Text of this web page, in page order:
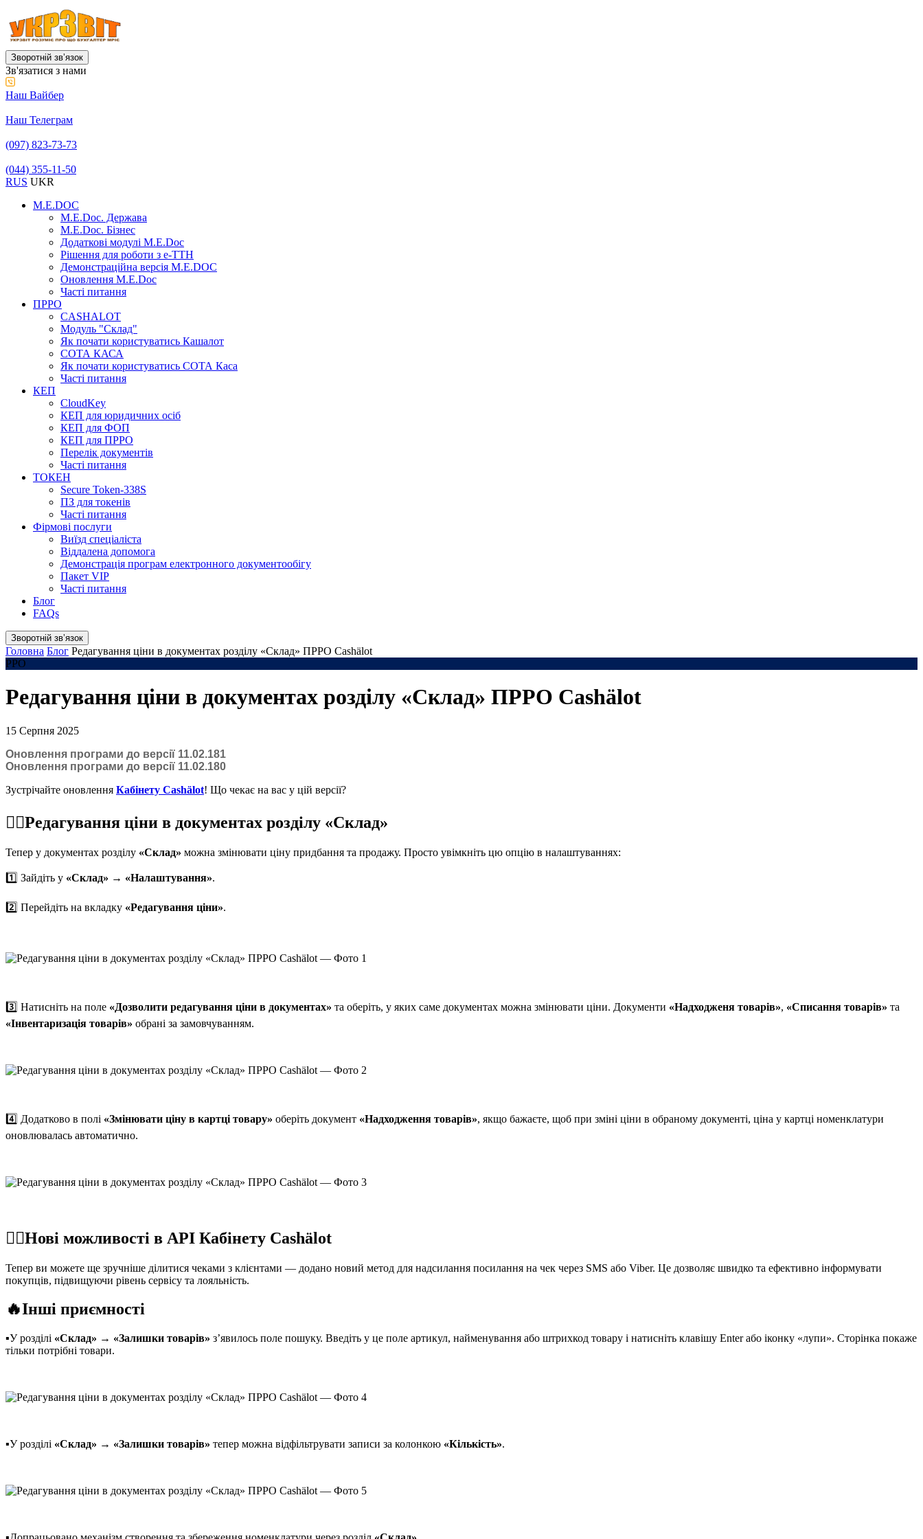
Зворотній звʼязок
Зв'язатися з нами
Наш Вайбер
Наш Телеграм
(097) 823-73-73
(044) 355-11-50
RUS UKR
M.E.DOC
M.E.Doc. Держава
M.E.Doc. Бізнес
Додаткові модулі M.E.Doc
Рішення для роботи з е-ТТН
Демонстраційна версія M.E.DOC
Оновлення M.E.Doc
Часті питання
ПРРО
CASHALOT
Модуль "Склад"
Як почати користуватись Кашалот
СОТА КАСА
Як почати користуватись СОТА Каса
Часті питання
КЕП
CloudKey
КЕП для юридичних осіб
КЕП для ФОП
КЕП для ПРРО
Перелік документів
Часті питання
ТОКЕН
Secure Token-338S
ПЗ для токенів
Часті питання
Фірмові послуги
Виїзд спеціаліста
Віддалена допомога
Демонстрація програм електронного документообігу
Пакет VIP
Часті питання
Блог
FAQs
Зворотній звʼязок
Головна Блог Редагування ціни в документах розділу «Склад» ПРРО Cashӓlot
РРО
Редагування ціни в документах розділу «Склад» ПРРО Cashӓlot
15 Серпня 2025
Оновлення програми до версії 11.02.181
Оновлення програми до версії 11.02.180
Зустрічайте оновлення Кабінету Cashӓlot! Що чекає на вас у цій версії?
☝🏻Редагування ціни в документах розділу «Склад»
Тепер у документах розділу «Склад» можна змінювати ціну придбання та продажу. Просто увімкніть цю опцію в налаштуваннях:
1️⃣ Зайдіть у «Склад» → «Налаштування».
2️⃣ Перейдіть на вкладку «Редагування ціни».
3️⃣ Натисніть на поле «Дозволити редагування ціни в документах» та оберіть, у яких саме документах можна змінювати ціни. Документи «Надходженя товарів», «Списання товарів» та
«Інвентаризація товарів» обрані за замовчуванням.
4️⃣ Додатково в полі «Змінювати ціну в картці товару» оберіть документ «Надходження товарів», якщо бажаєте, щоб при зміні ціни в обраному документі, ціна у картці номенклатури
оновлювалась автоматично.
☝🏻Нові можливості в API Кабінету Cashӓlot
Тепер ви можете ще зручніше ділитися чеками з клієнтами — додано новий метод для надсилання посилання на чек через SMS або Viber. Це дозволяє швидко та ефективно інформувати
покупців, підвищуючи рівень сервісу та лояльність.
🔥Інші приємності
▪️У розділі «Склад» → «Залишки товарів» з’явилось поле пошуку. Введіть у це поле артикул, найменування або штрихкод товару і натисніть клавішу Enter або іконку «лупи». Сторінка покаже
тільки потрібні товари.
▪️У розділі «Склад» → «Залишки товарів» тепер можна відфільтрувати записи за колонкою «Кількість».